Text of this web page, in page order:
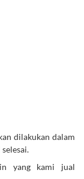
dilakukan dalam
yang kami jual